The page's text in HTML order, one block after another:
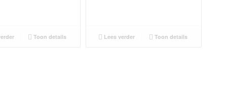
Toon details Lees verder Toon details